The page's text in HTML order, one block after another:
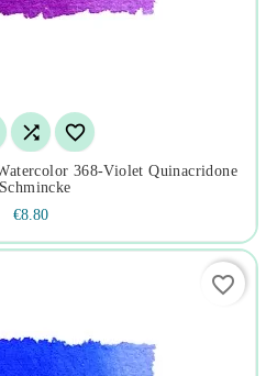
 
368-Violet Quinacridone
Schmincke
€8.80
favorite_border